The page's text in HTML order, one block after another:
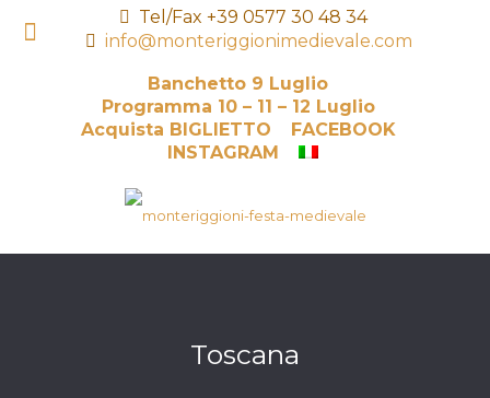
Tel/Fax +39 0577 30 48 34
info@monteriggionimedievale.com
Banchetto 9 Luglio
Programma 10 – 11 – 12 Luglio
Acquista BIGLIETTO
FACEBOOK
INSTAGRAM
Toscana